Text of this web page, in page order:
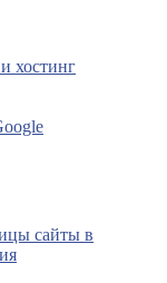
хостинг
сайты в